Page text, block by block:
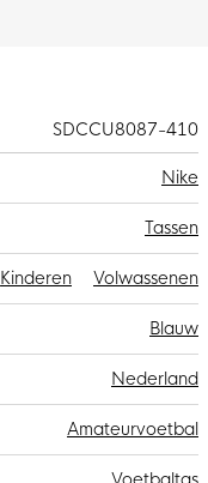
SDCCU8087-410
Nike
Tassen
Volwassenen
Kinderen
Blauw
Nederland
Amateurvoetbal